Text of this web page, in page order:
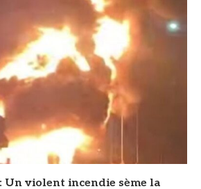
Un violent incendie sème la